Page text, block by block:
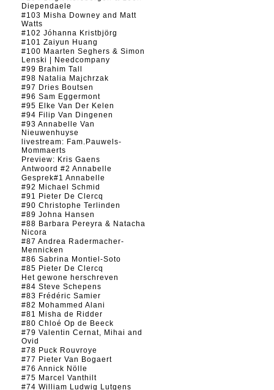
Diependaele
#103 Misha Downey and Matt
Watts
#102 Jóhanna Kristbjörg
#101 Zaiyun Huang
#100 Maarten Seghers & Simon
Lenski | Needcompany
#99 Brahim Tall
#98 Natalia Majchrzak
#97 Dries Boutsen
#96 Sam Eggermont
#95 Elke Van Der Kelen
#94 Filip Van Dingenen
#93 Annabelle Van
Nieuwenhuyse
livestream: Fam.Pauwels-
Mommaerts
Preview: Kris Gaens
Antwoord #2 Annabelle
Gesprek#1 Annabelle
#92 Michael Schmid
#91 Pieter De Clercq
#90 Christophe Terlinden
#89 Johna Hansen
#88 Barbara Pereyra & Natacha
Nicora
#87 Andrea Radermacher-
Mennicken
#86 Sabrina Montiel-Soto
#85 Pieter De Clercq
Het gewone herschreven
#84 Steve Schepens
#83 Frédéric Samier
#82 Mohammed Alani
#81 Misha de Ridder
#80 Chloé Op de Beeck
#79 Valentin Cernat, Mihai and
Ovid
#78 Puck Rouvroye
#77 Pieter Van Bogaert
#76 Annick Nölle
#75 Marcel Vanthilt
#74 William Ludwig Lutgens